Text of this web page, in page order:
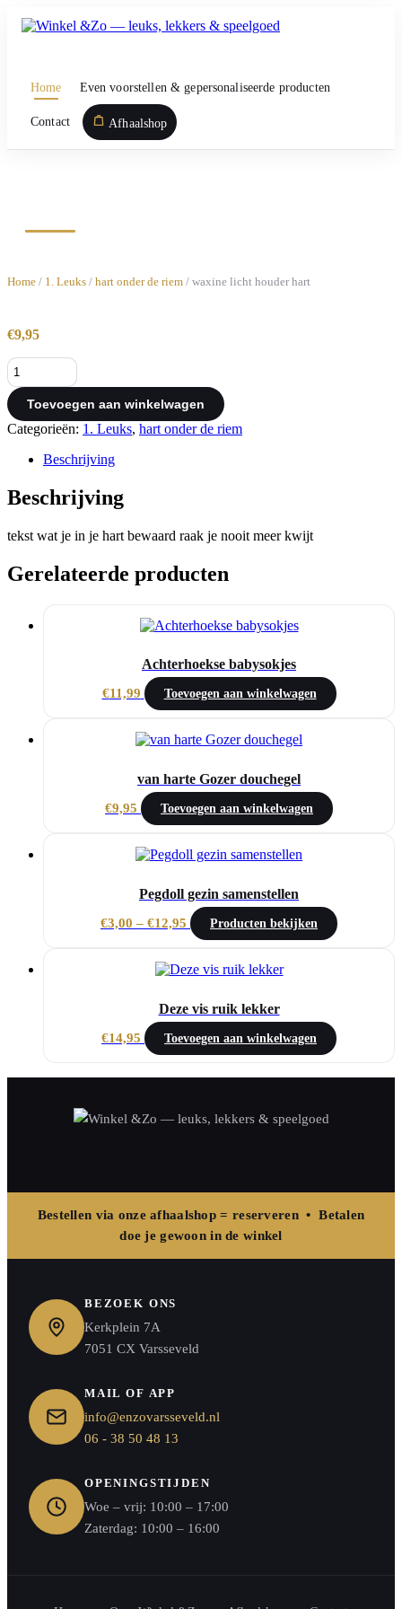
naar
Home Even voorstellen & gepersonaliseerde producten
Contact Afhaalshop
Home / 1. Leuks / hart onder de riem / waxine licht houder hart
€9,95
waxine
licht
houder
hart
hoeveelheid
Toevoegen aan winkelwagen
Categorieën: 1. Leuks, hart onder de riem
Beschrijving
Beschrijving
tekst wat je in je hart bewaard raak je nooit meer kwijt
Gerelateerde producten
Achterhoekse babysokjes
€11,99 Toevoegen aan winkelwagen
van harte Gozer douchegel
€9,95 Toevoegen aan winkelwagen
Pegdoll gezin samenstellen
€3,00 – €12,95 Prijsklasse:
€3,00
€12,95
Producten bekijken
Deze vis ruik lekker
€14,95 Toevoegen aan winkelwagen
Bestellen via onze afhaalshop = reserveren • Betalen
doe je gewoon in de winkel
BEZOEK ONS
Kerkplein 7A
7051 CX Varsseveld
MAIL OF APP
info@enzovarsseveld.nl
06 - 38 50 48 13
OPENINGSTIJDEN
Woe – vrij: 10:00 – 17:00
Zaterdag: 10:00 – 16:00